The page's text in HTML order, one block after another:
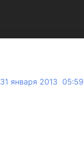
31 января 2013 05:59